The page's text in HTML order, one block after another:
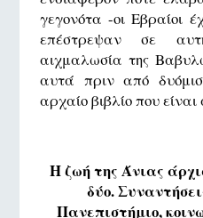
γεγονότα -οι Εβραίοι
επέστρεψαν σε
αιχμαλωσία της
αυτά πριν από
αρχαίο βιβλίο που
Η ζωή της Άνιας
δύο.
Πανεπιστήμιο,